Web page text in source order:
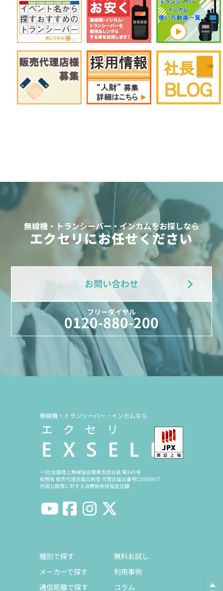
無線機・トランシーバー・インカムをお探しなら
エクセリにお任せください
お問い合わせ
フリーダイヤル
0120-880-200
無線機・トランシーバー・インカムなら
一社)全国陸上無線協会関東支部会員 第245号
総務省 販売代理店届出制度 代理店届出番号C1909977
外国公館等に対する消費税免除指定店舗
種別で探す
メーカーで探す
通信距離で探す
無料お試し
利用事例
コラム